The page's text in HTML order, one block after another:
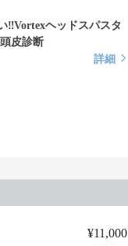
‼️Vortexヘッドスパスタ
皮診断
詳細
¥11,000